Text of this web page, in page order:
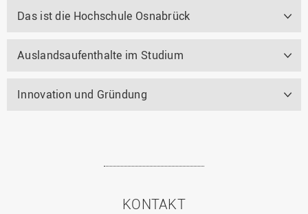
Das ist die Hochschule Osnabrück
Auslandsaufenthalte im Studium
Innovation und Gründung
KONTAKT